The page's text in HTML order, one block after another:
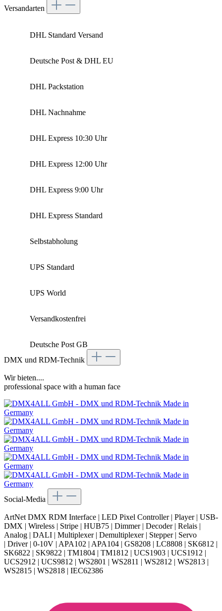
Versandarten
DHL Standard Versand
Deutsche Post & DHL EU
DHL Packstation
DHL Nachnahme
DHL Express 10:30 Uhr
DHL Express 12:00 Uhr
DHL Express 9:00 Uhr
DHL Express Standard
Selbstabholung
UPS Standard
UPS World
Versandkostenfrei
Deutsche Post GB
DMX und RDM-Technik
Wir bieten....
professional space with a human face
Social-Media
ArtNet DMX RDM Interface | LED Pixel Controller | Player | USB-
DMX | Wireless | Stripe | HUB75 | Dimmer | Decoder | Relais |
Analog | DALI | Multiplexer | Demultiplexer | Stepper | Servo
| Driver | 0-10V | APA102 | APA104 | GS8208 | LC8808 | SK6812 |
SK6822 | SK9822 | TM1804 | TM1812 | UCS1903 | UCS1912 |
UCS2912 | UCS9812 | WS2801 | WS2811 | WS2812 | WS2813 |
WS2815 | WS2818 | IEC62386